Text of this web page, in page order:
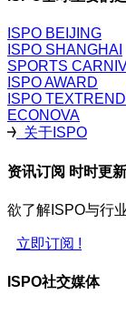
ISPO BEIJING
ISPO SHANGHAI
SPORTS
ISPO AWARD
ISPO
ECONOVA
关于ISPO
资讯订阅 时时更新
欲了解ISPO与行
立即订阅 !
ISPO社交媒体